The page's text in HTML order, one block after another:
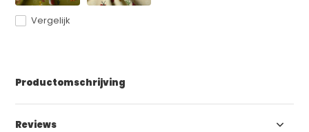
Vergelijk
Productomschrijving
Reviews